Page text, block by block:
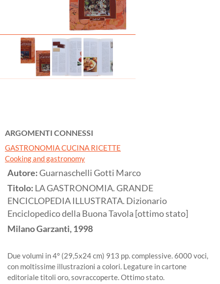
ARGOMENTI CONNESSI
GASTRONOMIA CUCINA RICETTE
Cooking and gastronomy
Autore:Guarnaschelli Gotti Marco
Titolo: LA GASTRONOMIA. GRANDE
ENCICLOPEDIA ILLUSTRATA. Dizionario
Enciclopedico della Buona Tavola [ottimo stato]
MilanoGarzanti,1998
Due volumi in 4° (29,5x24 cm) 913 pp. complessive. 6000 voci,
con moltissime illustrazioni a colori. Legature in cartone
editoriale titoli oro, sovraccoperte. Ottimo stato.